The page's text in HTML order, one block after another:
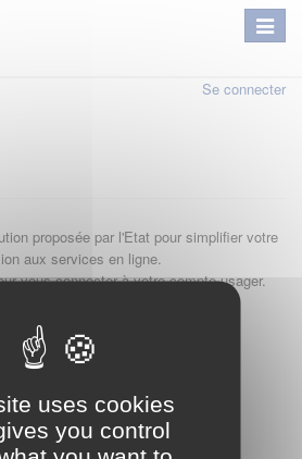
Se connecter
proposée par l'Etat pour simplifier votre
aux services en ligne.
vous connecter à votre compte usager.
que FranceConnect ?
uses cookies
you control